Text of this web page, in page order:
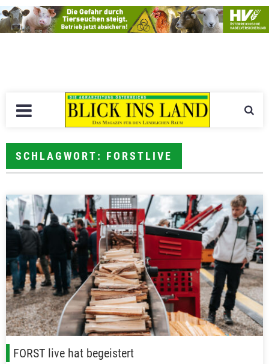
SCHLAGWORT: FORSTLIVE
FORST live hat begeistert